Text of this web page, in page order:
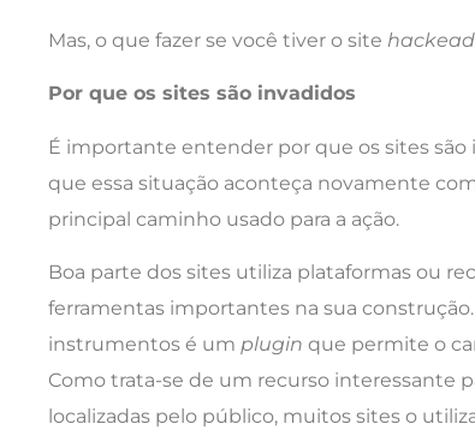
Mas, o que fazer se você tiver o site
Por que os sites são invadidos
É importante entender por que os sites
que essa situação aconteça novamente
principal caminho usado para a ação.
Boa parte dos sites utiliza plataformas ou
ferramentas importantes na sua
instrumentos é um plugin que permite o
Como trata-se de um recurso interessante
localizadas pelo público, muitos sites o